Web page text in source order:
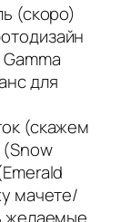
(скоро)
для
(скажем
мачете/